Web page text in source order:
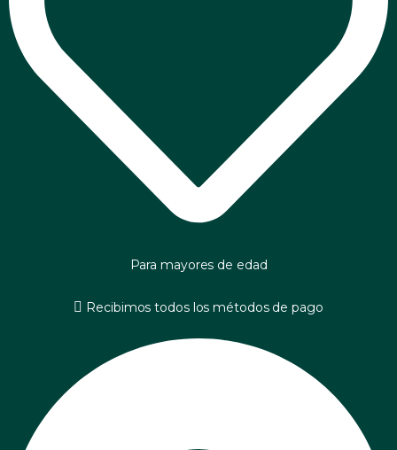
Para mayores de edad
Recibimos todos los métodos de pago